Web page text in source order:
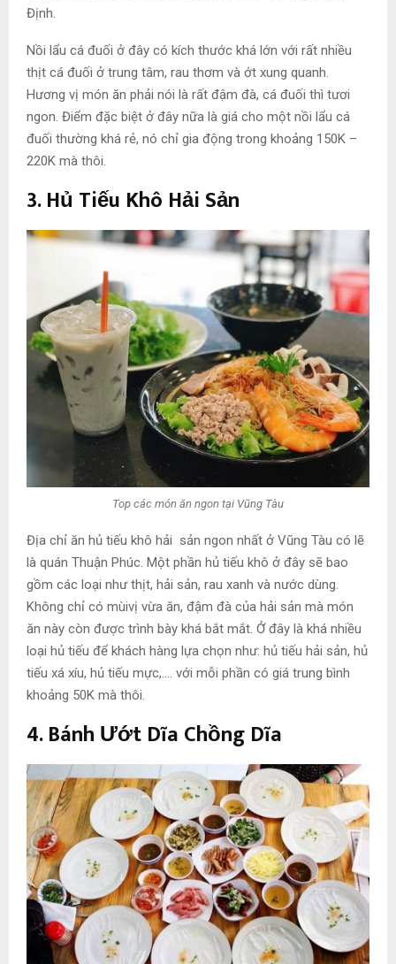
Định.
Nồi lẩu cá đuối ở đây có kích thước khá lớn với rất nhiều
thịt cá đuối ở trung tâm, rau thơm và ớt xung quanh.
Hương vị món ăn phải nói là rất đậm đà, cá đuối thì tươi
ngon. Điểm đặc biệt ở đây nữa là giá cho một nồi lẩu cá
đuối thường khá rẻ, nó chỉ gia động trong khoảng 150K –
220K mà thôi.
3. Hủ Tiếu Khô Hải Sản
Top các món ăn ngon tại Vũng Tàu
Địa chỉ ăn hủ tiếu khô hải sản ngon nhất ở Vũng Tàu có lẽ
là quán Thuận Phúc. Một phần hủ tiếu khô ở đây sẽ bao
gồm các loại như thịt, hải sản, rau xanh và nước dùng.
Không chỉ có mùivị vừa ăn, đậm đà của hải sản mà món
ăn này còn được trình bày khá bắt mắt. Ở đây là khá nhiều
loại hủ tiếu để khách hàng lựa chọn như: hủ tiếu hải sản, hủ
tiếu xá xíu, hủ tiếu mực,…. với mỗi phần có giá trung bình
khoảng 50K mà thôi.
4. Bánh Ướt Dĩa Chồng Dĩa